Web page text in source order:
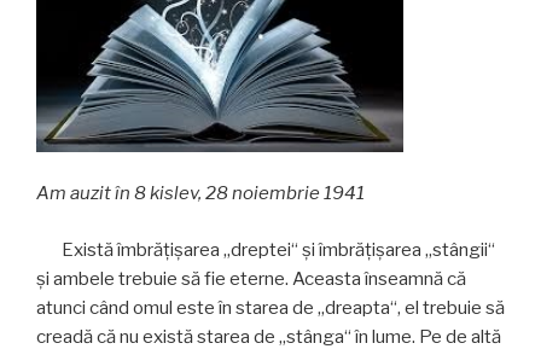
Am auzit în 8 kislev, 28 noiembrie 1941
Există îmbrăţişarea „dreptei“ şi îmbrăţişarea „stângii“
şi ambele trebuie să fie eterne. Aceasta înseamnă că
atunci când omul este în starea de „dreapta“, el trebuie să
creadă că nu există starea de „stânga“ în lume. Pe de altă